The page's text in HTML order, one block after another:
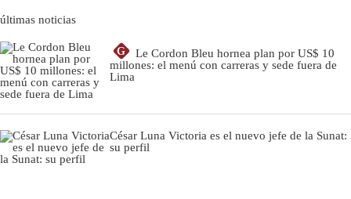
últimas noticias
G
Le Cordon Bleu hornea plan por US$ 10
millones: el menú con carreras y sede fuera de
Lima
César Luna Victoria es el nuevo jefe de la Sunat:
su perfil